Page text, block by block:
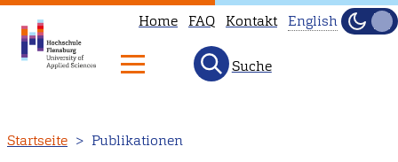
zum
Home FAQ Kontakt English
Hell
Suche
Startseite Publikationen